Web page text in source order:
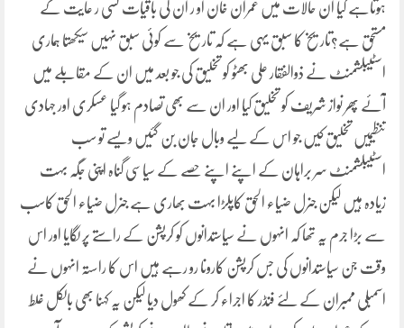
ہوتاہے کیا ان حالات میں عمران خان او ر ان کی باقیات کسی ر عایت کے
مستحق ہے؟تاریخ کا سبق یہی ہے کہ تاریخ سے کوئی سبق نہیں سیکھتا ہماری
اسٹیبلشمنٹ نے ذوالفقار علی بھٹو کو تخلیق کی جو بعد میں ان کے مقابلے میں
آئے پھر نواز شریف کو تخلیق کیا اور ان سے بھی تصادم ہو گیا عسکری اور جہادی
تنظیمیں تخلیق کیں جو اس کے لیے وبال جان بن گئیں ویسے تو سب
اسٹیبلشمنٹ سر براہان کے اپنے اپنے حصے کے سیاسی گناہ اپنی جگہ بہت
زیادہ ہیں لیکن جنرل ضیاء الحق کاپلڑا بہت بھاری ہے جنرل ضیاء الحق کاسب
سے بڑا جرم یہ تھا کہ انہوں نے سیاستدانوں کو کرپشن کے راستے پر لگایا اور اس
وقت جن سیاستدانوں کی جس کرپشن کارونا رو رہے ہیں اس کا راستہ انہوں نے
اسمبلی ممبران کے لئے فنڈر کا اجراء کر کے کھول دیا لیکن یہ کہنا بھی بالکل غلط